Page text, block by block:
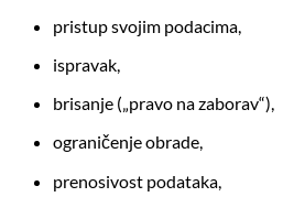
pristup svojim podacima,
ispravak,
brisanje („pravo na zaborav“),
ograničenje obrade,
prenosivost podataka,